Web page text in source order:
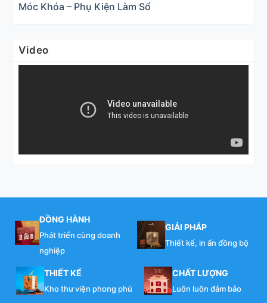
Móc Khóa – Phụ Kiện Làm Sổ
Video
ĐỒNG HÀNH
Phát triển cùng doanh
nghiệp
GIẢI PHÁP
Thiết kế, in ấn đồng bộ
THIẾT KẾ
Kho thư viện phong phú
CHẤT LƯỢNG
Luôn luôn đảm bảo